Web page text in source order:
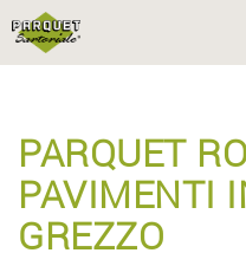
PARQUET
PAVIMENTI
GREZZO